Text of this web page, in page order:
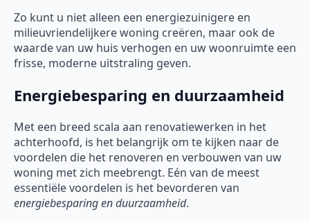
Zo kunt u niet alleen een energiezuinigere en
milieuvriendelijkere woning creëren, maar ook de
waarde van uw huis verhogen en uw woonruimte een
frisse, moderne uitstraling geven.
Energiebesparing en duurzaamheid
Met een breed scala aan renovatiewerken in het
achterhoofd, is het belangrijk om te kijken naar de
voordelen die het renoveren en verbouwen van uw
woning met zich meebrengt. Eén van de meest
essentiële voordelen is het bevorderen van
energiebesparing en duurzaamheid.